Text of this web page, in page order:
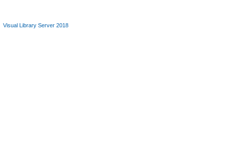
Visual Library Server 2018